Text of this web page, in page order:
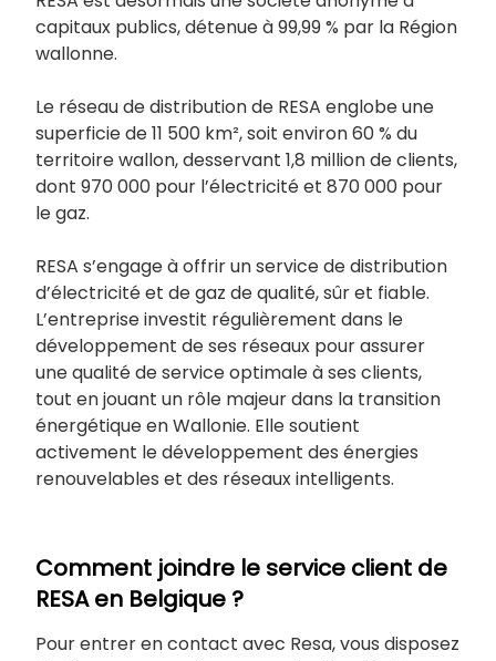
capitaux publics, détenue à 99,99 % par la Région
wallonne.
Le réseau de distribution de RESA englobe une
superficie de 11 500 km², soit environ 60 % du
territoire wallon, desservant 1,8 million de clients,
dont 970 000 pour l’électricité et 870 000 pour
le gaz.
RESA s’engage à offrir un service de distribution
d’électricité et de gaz de qualité, sûr et fiable.
L’entreprise investit régulièrement dans le
développement de ses réseaux pour assurer
une qualité de service optimale à ses clients,
tout en jouant un rôle majeur dans la transition
énergétique en Wallonie. Elle soutient
activement le développement des énergies
renouvelables et des réseaux intelligents.
Comment joindre le service client de
RESA en Belgique ?
Pour entrer en contact avec Resa, vous disposez